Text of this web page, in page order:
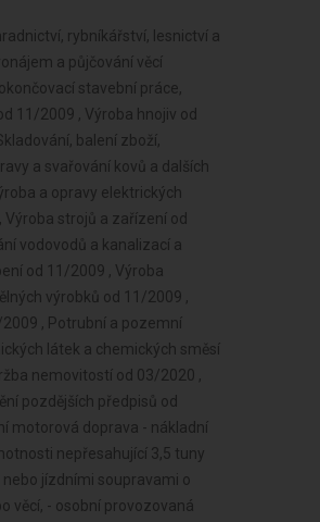
rybníkářství, lesnictví a
a půjčování věcí
stavební práce,
11/2009 , Výroba hnojiv od
balení zboží,
a svařování kovů a dalších
a opravy elektrických
strojů a zařízení od
vodovodů a kanalizací a
od 11/2009 , Výroba
výrobků od 11/2009 ,
, Potrubní a pozemní
látek a chemických směsí
nemovitostí od 03/2020 ,
pozdějších předpisů od
motorová doprava - nákladní
nepřesahující 3,5 tuny
jízdními soupravami o
věcí, - osobní provozovaná